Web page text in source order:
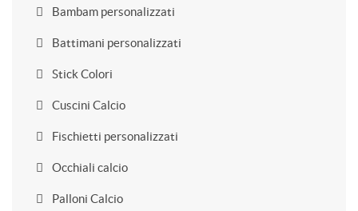
Bambam personalizzati
Battimani personalizzati
Stick Colori
Cuscini Calcio
Fischietti personalizzati
Occhiali calcio
Palloni Calcio